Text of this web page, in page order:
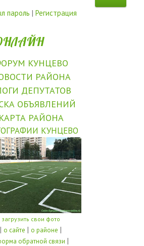
пароль | Регистрация
КУНЦЕВО
РАЙОНА
ДЕПУТАТОВ
ОБЪЯВЛЕНИЙ
КАРТА РАЙОНА
КУНЦЕВО
загрузить свои фото
| о сайте | о районе |
обратной связи |